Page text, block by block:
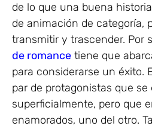
de lo que una buena
de animación de categoría,
transmitir y trascender. Por
de romance tiene que
para considerarse un éxito.
par de protagonistas que se
superficialmente, pero que
enamorados, uno del otro.